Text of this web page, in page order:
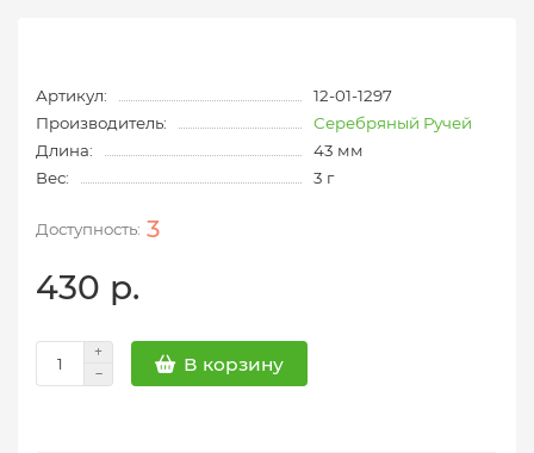
Артикул:
12-01-1297
Производитель:
Серебряный Ручей
Длина:
43 мм
Вес:
3 г
3
430 р.
В корзину